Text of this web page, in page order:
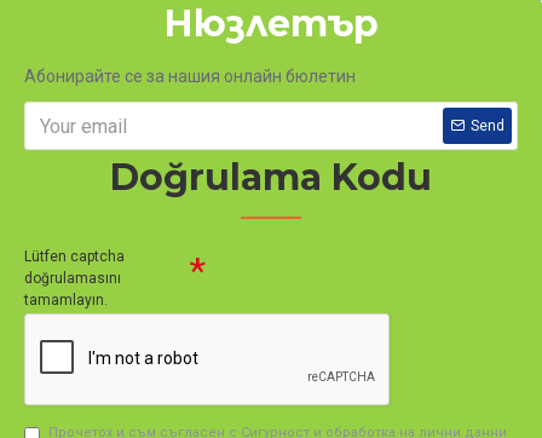
Нюзлетър
Абонирайте се за нашия онлайн бюлетин
Send
Doğrulama Kodu
Lütfen captcha
doğrulamasını
tamamlayın.
Прочетох и съм съгласен с Сигурност и обработка на лични данни